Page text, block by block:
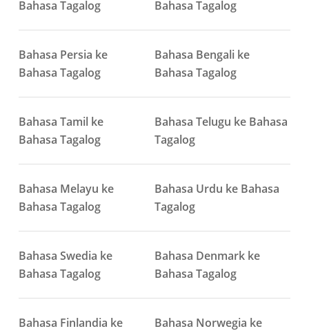
Bahasa Tagalog
Bahasa Tagalog
Bahasa Persia ke
Bahasa Tagalog
Bahasa Bengali ke
Bahasa Tagalog
Bahasa Tamil ke
Bahasa Tagalog
Bahasa Telugu ke Bahasa
Tagalog
Bahasa Melayu ke
Bahasa Tagalog
Bahasa Urdu ke Bahasa
Tagalog
Bahasa Swedia ke
Bahasa Tagalog
Bahasa Denmark ke
Bahasa Tagalog
Bahasa Finlandia ke Bahasa Norwegia ke